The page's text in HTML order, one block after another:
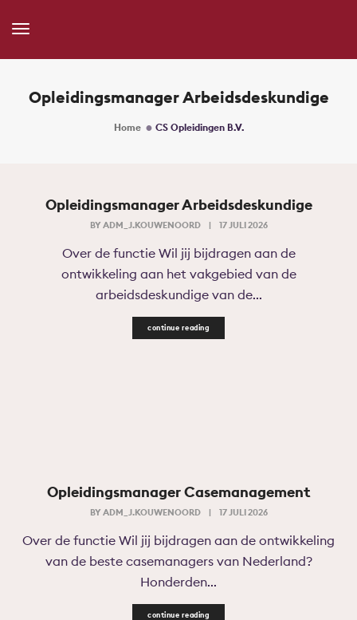
Toggle
Opleidingsmanager Arbeidsdeskundige
Home CS Opleidingen B.V.
Opleidingsmanager Arbeidsdeskundige
BY ADM_J.KOUWENOORD | 17 JULI 2026
Over de functie Wil jij bijdragen aan de
ontwikkeling aan het vakgebied van de
arbeidsdeskundige van de...
continue reading
​Opleidingsmanager Casemanagement
BY ADM_J.KOUWENOORD | 17 JULI 2026
Over de functie Wil jij bijdragen aan de ontwikkeling
van de beste casemanagers van Nederland?
Honderden...
continue reading